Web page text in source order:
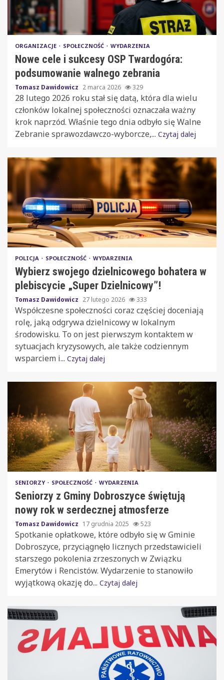
ORGANIZACJE SPOŁECZNOŚĆ WYDARZENIA
Nowe cele i sukcesy OSP Twardogóra:
podsumowanie walnego zebrania
Tomasz Dawidowicz 2 marca 2026 329
28 lutego 2026 roku stał się datą, która dla wielu
członków lokalnej społeczności oznaczała ważny
krok naprzód. Właśnie tego dnia odbyło się Walne
Zebranie sprawozdawczo-wyborcze,... Czytaj dalej
POLICJA SPOŁECZNOŚĆ WYDARZENIA
Wybierz swojego dzielnicowego bohatera w
plebiscycie „Super Dzielnicowy”!
Tomasz Dawidowicz 27 lutego 2026 333
Współczesne społeczności coraz częściej doceniają
rolę, jaką odgrywa dzielnicowy w lokalnym
środowisku. To on jest pierwszym kontaktem w
sytuacjach kryzysowych, ale także codziennym
wsparciem i... Czytaj dalej
SENIORZY SPOŁECZNOŚĆ WYDARZENIA
Seniorzy z Gminy Dobroszyce świętują
nowy rok w serdecznej atmosferze
Tomasz Dawidowicz 17 grudnia 2025 523
Spotkanie opłatkowe, które odbyło się w Gminie
Dobroszyce, przyciągnęło licznych przedstawicieli
starszego pokolenia zrzeszonych w Związku
Emerytów i Rencistów. Wydarzenie to stanowiło
wyjątkową okazję do... Czytaj dalej